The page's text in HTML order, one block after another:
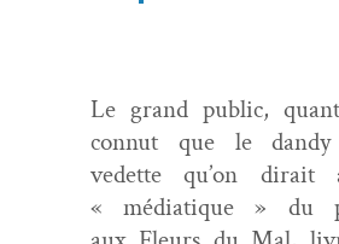
Le grand pub­lic,
con­nut que le dandy
vedette qu’on dirait
« médi­a­tique » du